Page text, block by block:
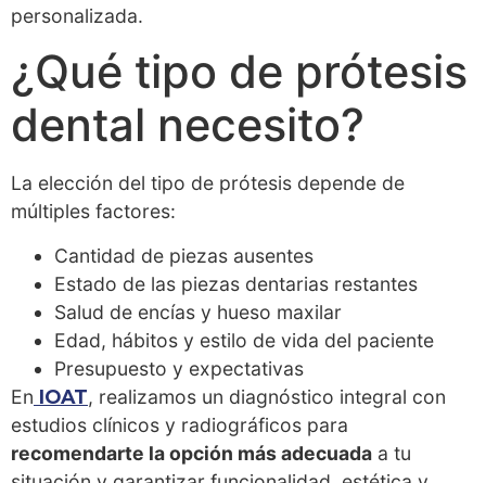
personalizada.
¿Qué tipo de prótesis
dental necesito?
La elección del tipo de prótesis depende de
múltiples factores:
Cantidad de piezas ausentes
Estado de las piezas dentarias restantes
Salud de encías y hueso maxilar
Edad, hábitos y estilo de vida del paciente
Presupuesto y expectativas
En IOAT, realizamos un diagnóstico integral con
estudios clínicos y radiográficos para
recomendarte la opción más adecuada a tu